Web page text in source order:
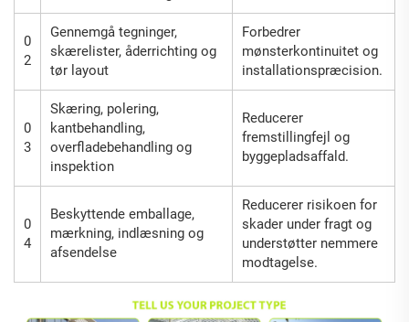
0
2
Gennemgå tegninger,
skærelister, åderrichting og
tør layout
Forbedrer
mønsterkontinuitet og
installationspræcision.
0
3
Skæring, polering,
kantbehandling,
overfladebehandling og
inspektion
Reducerer
fremstillingfejl og
byggepladsaffald.
0
4
Beskyttende emballage,
mærkning, indlæsning og
afsendelse
Reducerer risikoen for
skader under fragt og
understøtter nemmere
modtagelse.